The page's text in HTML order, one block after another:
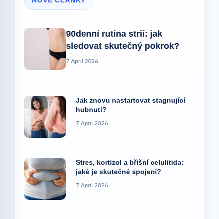
90denní rutina strií: jak
sledovat skutečný pokrok?
7 April 2026
Jak znovu nastartovat stagnující
hubnutí?
7 April 2026
Stres, kortizol a břišní celulitida:
jaké je skutečné spojení?
7 April 2026